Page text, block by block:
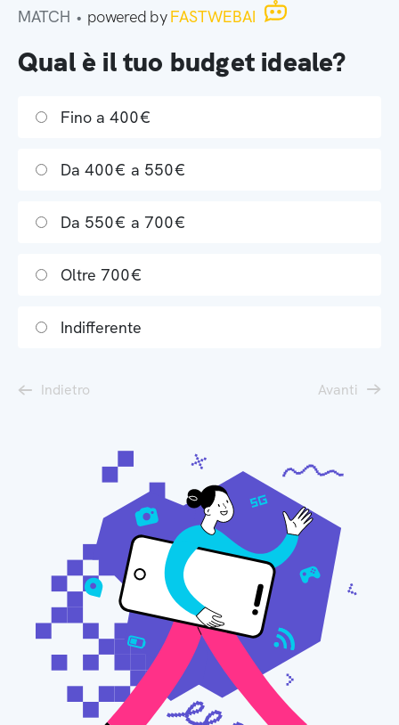
MATCH • powered byFASTWEBAI
Qual è il tuo budget ideale?
Fino a 400€
Da 400€ a 550€
Da 550€ a 700€
Oltre 700€
Indifferente
Indietro Avanti